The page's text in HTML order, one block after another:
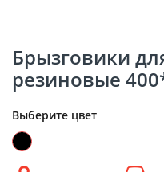
Брызговики
резиновые
Выберите цвет